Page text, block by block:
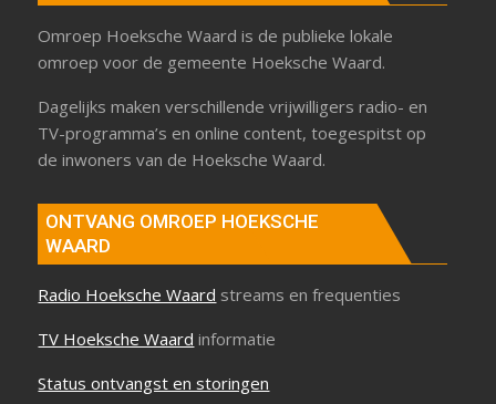
Omroep Hoeksche Waard is de publieke lokale
omroep voor de gemeente Hoeksche Waard.
Dagelijks maken verschillende vrijwilligers radio- en
TV-programma’s en online content, toegespitst op
de inwoners van de Hoeksche Waard.
ONTVANG OMROEP HOEKSCHE
WAARD
Radio Hoeksche Waard streams en frequenties
TV Hoeksche Waard informatie
Status ontvangst en storingen